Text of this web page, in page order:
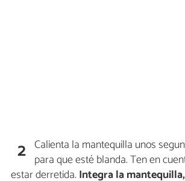
2 Calienta la mantequilla unos
para que esté blanda. Ten en
estar derretida. Integra la